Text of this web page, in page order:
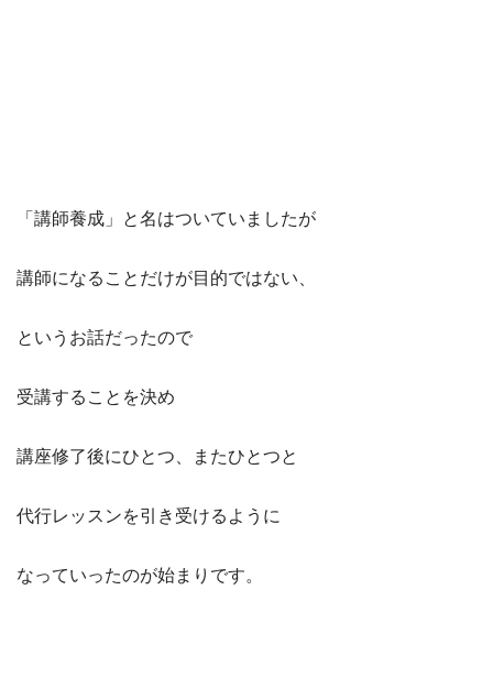
「講師養成」と名はついていましたが
講師になることだけが目的ではない、
というお話だったので
受講することを決め
講座修了後にひとつ、またひとつと
代行レッスンを引き受けるように
なっていったのが始まりです。